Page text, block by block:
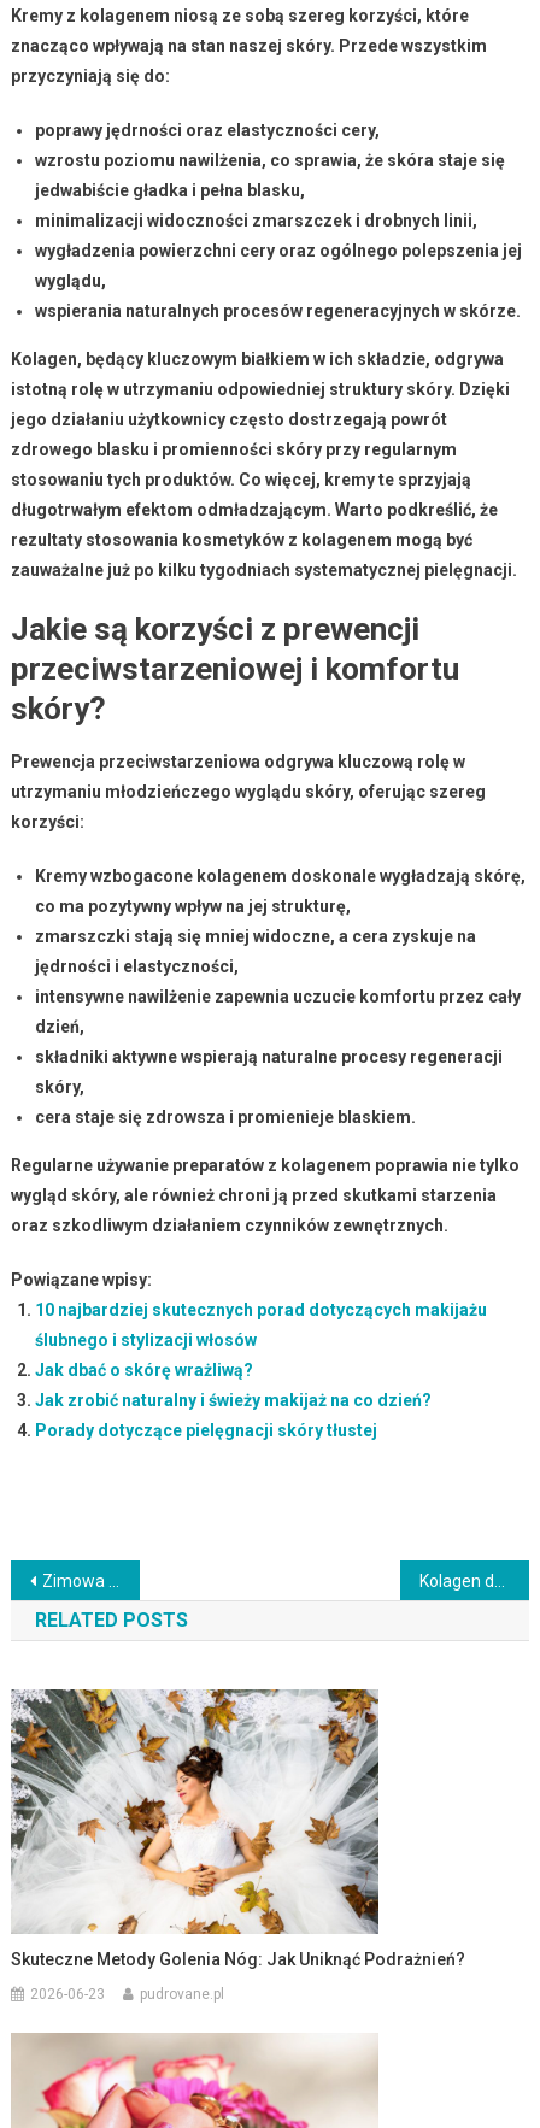
Kremy z kolagenem niosą ze sobą szereg korzyści, które
znacząco wpływają na stan naszej skóry. Przede wszystkim
przyczyniają się do:
poprawy jędrności oraz elastyczności cery,
wzrostu poziomu nawilżenia, co sprawia, że skóra staje się
jedwabiście gładka i pełna blasku,
minimalizacji widoczności zmarszczek i drobnych linii,
wygładzenia powierzchni cery oraz ogólnego polepszenia jej
wyglądu,
wspierania naturalnych procesów regeneracyjnych w skórze.
Kolagen, będący kluczowym białkiem w ich składzie, odgrywa
istotną rolę w utrzymaniu odpowiedniej struktury skóry. Dzięki
jego działaniu użytkownicy często dostrzegają powrót
zdrowego blasku i promienności skóry przy regularnym
stosowaniu tych produktów. Co więcej, kremy te sprzyjają
długotrwałym efektom odmładzającym. Warto podkreślić, że
rezultaty stosowania kosmetyków z kolagenem mogą być
zauważalne już po kilku tygodniach systematycznej pielęgnacji.
Jakie są korzyści z prewencji
przeciwstarzeniowej i komfortu
skóry?
Prewencja przeciwstarzeniowa odgrywa kluczową rolę w
utrzymaniu młodzieńczego wyglądu skóry, oferując szereg
korzyści:
Kremy wzbogacone kolagenem doskonale wygładzają skórę,
co ma pozytywny wpływ na jej strukturę,
zmarszczki stają się mniej widoczne, a cera zyskuje na
jędrności i elastyczności,
intensywne nawilżenie zapewnia uczucie komfortu przez cały
dzień,
składniki aktywne wspierają naturalne procesy regeneracji
skóry,
cera staje się zdrowsza i promienieje blaskiem.
Regularne używanie preparatów z kolagenem poprawia nie tylko
wygląd skóry, ale również chroni ją przed skutkami starzenia
oraz szkodliwym działaniem czynników zewnętrznych.
Powiązane wpisy:
10 najbardziej skutecznych porad dotyczących makijażu
ślubnego i stylizacji włosów
Jak dbać o skórę wrażliwą?
Jak zrobić naturalny i świeży makijaż na co dzień?
Porady dotyczące pielęgnacji skóry tłustej
Nawigacja
wpisu
Zimowa pielęgnacja skóry: Jak nawilżyć i chronić skórę?
RELATED POSTS
Skuteczne Metody Golenia Nóg: Jak Uniknąć Podrażnień?
2026-06-23 pudrovane.pl